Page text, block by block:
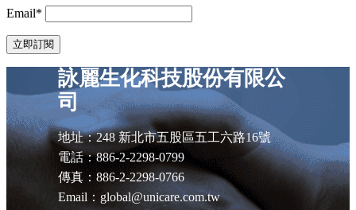
Email*
詠麗生化科技股份有限公
司
地址：248 新北市五股區五工六路16號
電話：886-2-2298-0799
傳真：886-2-2298-0766
Email：global@unicare.com.tw